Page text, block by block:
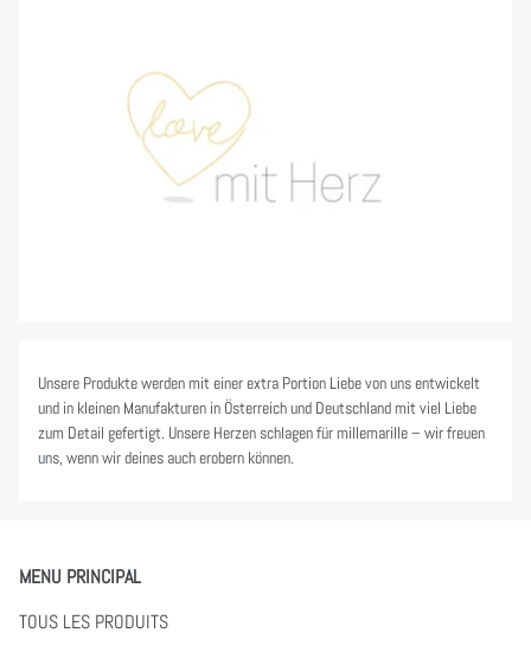
Unsere Produkte werden mit einer extra Portion Liebe von uns entwickelt
und in kleinen Manufakturen in Österreich und Deutschland mit viel Liebe
zum Detail gefertigt. Unsere Herzen schlagen für millemarille – wir freuen
uns, wenn wir deines auch erobern können.
MENU PRINCIPAL
TOUS LES PRODUITS